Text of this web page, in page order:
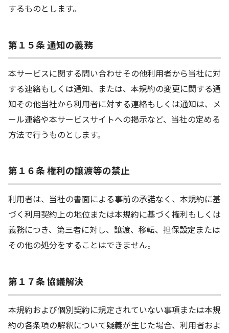
するものとします。
第１５条 通知の義務
本サービスに関する問い合わせその他利用者から当社に対
する連絡もしくは通知、または、本規約の変更に関する通
知その他当社から利用者に対する連絡もしくは通知は、メ
ール連絡や本サービスサイトへの掲示など、当社の定める
方法で行うものとします。
第１６条 権利の譲渡等の禁止
利用者は、当社の書面による事前の承諾なく、本規約に基
づく利用契約上の地位または本規約に基づく権利もしくは
義務につき、第三者に対し、譲渡、移転、担保設定または
その他の処分をすることはできません。
第１７条 協議解決
本規約および個別契約に規定されていない事項または本規
約の各条項の解釈について疑義が生じた場合、利用者およ